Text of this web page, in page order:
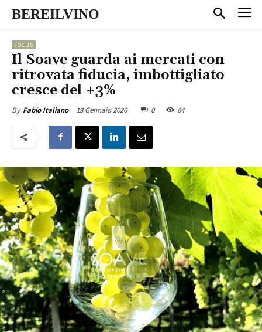
BEREILVINO
FOCUS
Il Soave guarda ai mercati con
ritrovata fiducia, imbottigliato
cresce del +3%
By Fabio Italiano 13 Gennaio 2026 0 64